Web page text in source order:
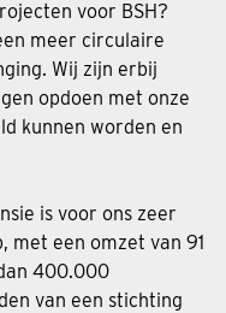
voor BSH?
meer circulaire
Wij zijn erbij
opdoen met onze
kunnen worden en
is voor ons zeer
met een omzet van 91
400.000
van een stichting